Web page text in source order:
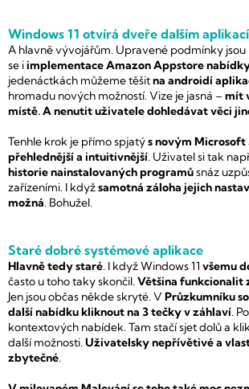
Windows 11 otvírá dveře dalším
A hlavně vývojářům. Upravené podmínky
se iimplementace Amazon Appstore
jedenáctkách můžeme těšitna androidí
hromadu nových možností. Vize je jasná – mít
místě. A nenutit uživatele dohledávat věci
Tenhle krok je přímo spjatýs novým Microsoft
přehlednější a intuitivnější. Uživatel si tak
historie nainstalovaných programůsnáz
zařízeními. I kdyžsamotná záloha jejich
možná. Bohužel.
Staré dobré systémové aplikace
Hlavně tedy staré. I když Windows 11 všemu
často u toho taky skončil.Většina funkcionalit
Jen jsou občas někde skryté. V Průzkumníku
další nabídku kliknout na 3 tečky v záhlaví.
kontextových nabídek. Tam stačí sjet dolů a
další možnosti.Uživatelsky nepřívětivé a
zbytečné.